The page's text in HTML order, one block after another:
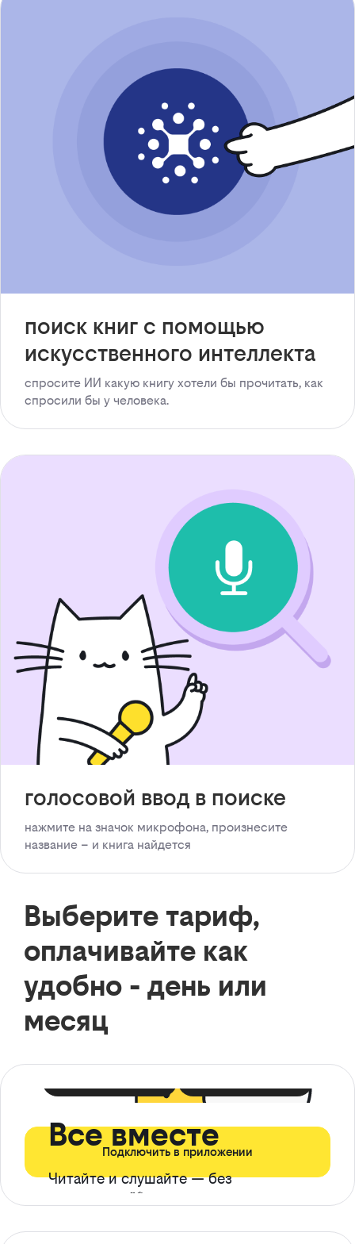
поиск книг с помощью
искусственного интеллекта
спросите ИИ какую книгу хотели бы прочитать, как
спросили бы у человека.
голосовой ввод в поиске
нажмите на значок микрофона, произнесите
название – и книга найдется
Выберите тариф,
оплачивайте как
удобно - день или
месяц
Все вместе
Читайте и слушайте — без
ограничений*
Подключить в приложении